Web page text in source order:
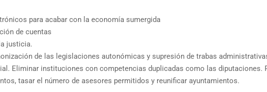
para acabar con la economía sumergida
de cuentas
justicia.
de las legislaciones autonómicas y supresión de trabas
Eliminar instituciones con competencias duplicadas como las diputaciones.
tasar el número de asesores permitidos y reunificar ayuntamientos.